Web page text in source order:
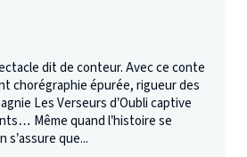
dit de conteur. Avec ce conte
chorégraphie épurée, rigueur des
Les Verseurs d’Oubli captive
Même quand l’histoire se
s’assure que...